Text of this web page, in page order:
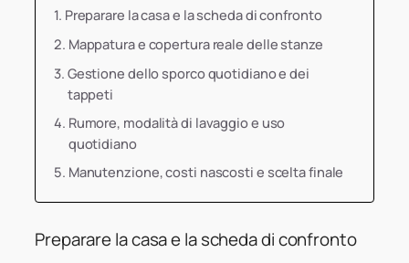
Preparare la casa e la scheda di confronto
Mappatura e copertura reale delle stanze
Gestione dello sporco quotidiano e dei
tappeti
Rumore, modalità di lavaggio e uso
quotidiano
Manutenzione, costi nascosti e scelta finale
Preparare la casa e la scheda di confronto